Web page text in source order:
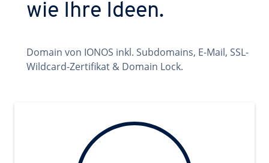
wie Ihre Ideen.
Domain von IONOS inkl. Subdomains, E-Mail, SSL-
Wildcard-Zertifikat & Domain Lock.